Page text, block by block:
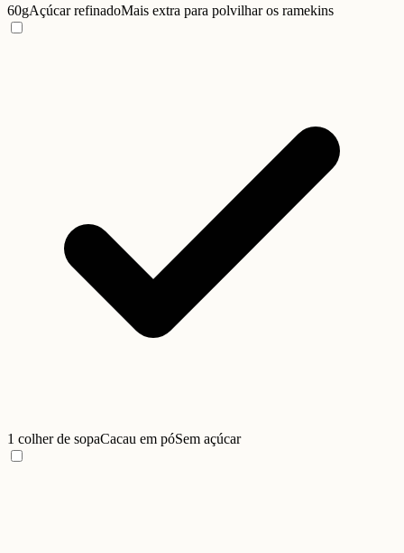
60gAçúcar refinadoMais extra para polvilhar os ramekins
1 colher de sopaCacau em póSem açúcar